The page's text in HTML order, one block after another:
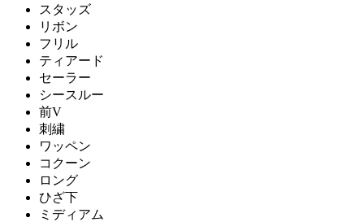
スタッズ
リボン
フリル
ティアード
セーラー
シースルー
前V
刺繍
ワッペン
コクーン
ロング
ひざ下
ミディアム